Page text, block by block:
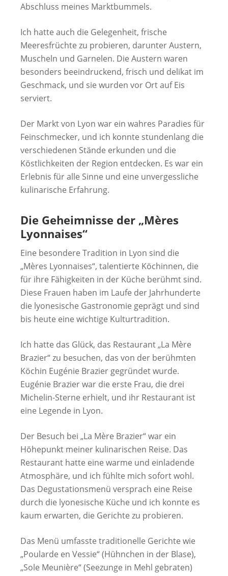
Abschluss meines Marktbummels.
Ich hatte auch die Gelegenheit, frische
Meeresfrüchte zu probieren, darunter Austern,
Muscheln und Garnelen. Die Austern waren
besonders beeindruckend, frisch und delikat im
Geschmack, und sie wurden vor Ort auf Eis
serviert.
Der Markt von Lyon war ein wahres Paradies für
Feinschmecker, und ich konnte stundenlang die
verschiedenen Stände erkunden und die
Köstlichkeiten der Region entdecken. Es war ein
Erlebnis für alle Sinne und eine unvergessliche
kulinarische Erfahrung.
Die Geheimnisse der „Mères
Lyonnaises“
Eine besondere Tradition in Lyon sind die
„Mères Lyonnaises“, talentierte Köchinnen, die
für ihre Fähigkeiten in der Küche berühmt sind.
Diese Frauen haben im Laufe der Jahrhunderte
die lyonesische Gastronomie geprägt und sind
bis heute eine wichtige Kulturtradition.
Ich hatte das Glück, das Restaurant „La Mère
Brazier“ zu besuchen, das von der berühmten
Köchin Eugénie Brazier gegründet wurde.
Eugénie Brazier war die erste Frau, die drei
Michelin-Sterne erhielt, und ihr Restaurant ist
eine Legende in Lyon.
Der Besuch bei „La Mère Brazier“ war ein
Höhepunkt meiner kulinarischen Reise. Das
Restaurant hatte eine warme und einladende
Atmosphäre, und ich fühlte mich sofort wohl.
Das Degustationsmenü versprach eine Reise
durch die lyonesische Küche und ich konnte es
kaum erwarten, die Gerichte zu probieren.
Das Menü umfasste traditionelle Gerichte wie
„Poularde en Vessie“ (Hühnchen in der Blase),
„Sole Meunière“ (Seezunge in Mehl gebraten)